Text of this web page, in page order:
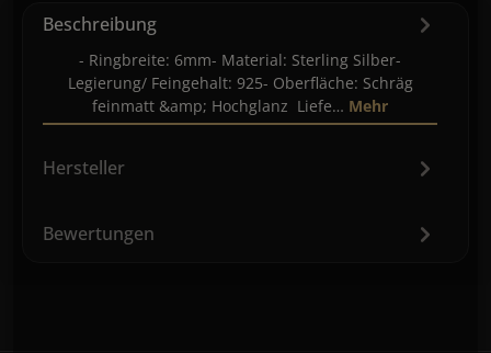
Beschreibung
- Ringbreite: 6mm- Material: Sterling Silber-
Legierung/ Feingehalt: 925- Oberfläche: Schräg
feinmatt &amp; Hochglanz Liefe… Mehr
Hersteller
Bewertungen